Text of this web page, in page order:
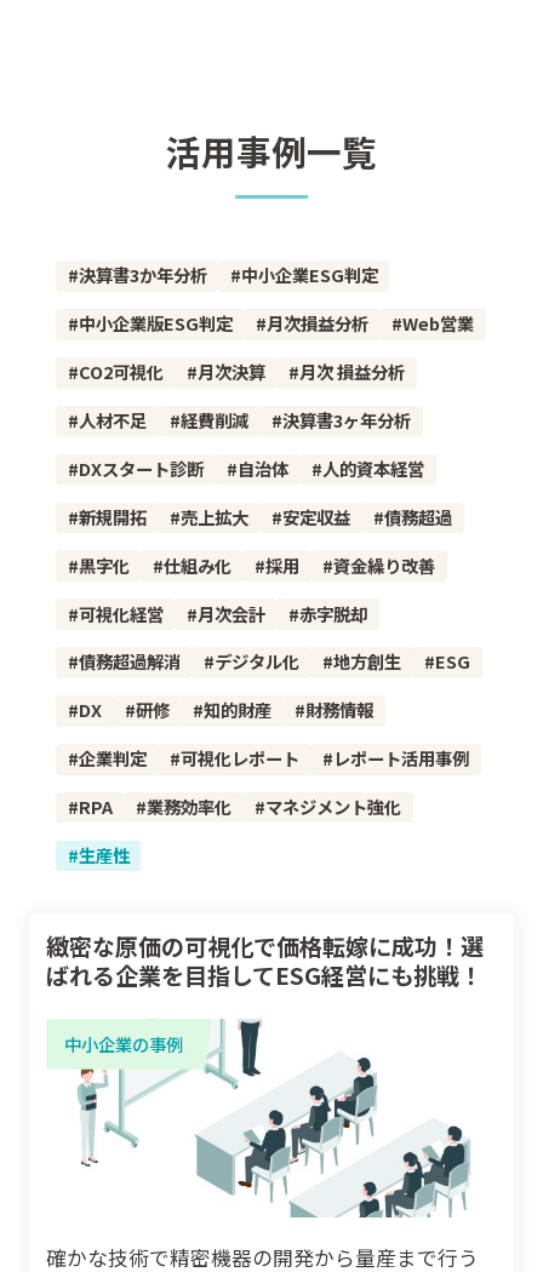
活用事例一覧
決算書3か年分析
中小企業ESG判定
中小企業版ESG判定
月次損益分析
Web営業
CO2可視化
月次決算
月次 損益分析
人材不足
経費削減
決算書3ヶ年分析
DXスタート診断
自治体
人的資本経営
新規開拓
売上拡大 安定収益
債務超過
黒字化
仕組み化 採用
資金繰り改善
可視化経営
月次会計
赤字脱却
債務超過解消
デジタル化 地方創生
ESG
DX
研修 知的財産
財務情報
企業判定
可視化レポート
レポート活用事例
RPA
業務効率化
マネジメント強化
生産性
緻密な原価の可視化で価格転嫁に成功！選
ばれる企業を目指してESG経営にも挑戦！
中小企業の事例
確かな技術で精密機器の開発から量産まで行う